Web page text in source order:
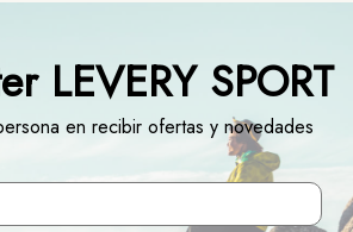
LEVERY SPORT
en recibir ofertas y novedades